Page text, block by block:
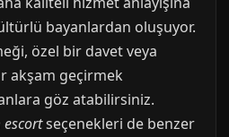
bayanlardan oluşuyor.
özel bir davet veya
akşam geçirmek
göz atabilirsiniz.
seçenekleri de benzer